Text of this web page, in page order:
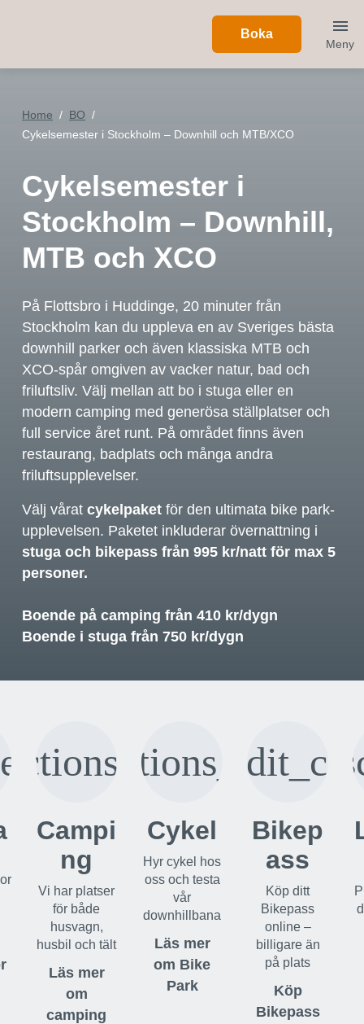
Boka
Meny
Home
BO
Cykelsemester i Stockholm – Downhill och MTB/XCO
Cykelsemester i
Stockholm – Downhill,
MTB och XCO
På Flottsbro i Huddinge, 20 minuter från
Stockholm kan du uppleva en av Sveriges bästa
downhill parker och även klassiska MTB och
XCO-spår omgiven av vacker natur, bad och
friluftsliv. Välj mellan att bo i stuga eller en
modern camping med generösa ställplatser och
full service året runt. På området finns även
restaurang, badplats och många andra
friluftsupplevelser.
Välj vårat cykelpaket för den ultimata bike park-
upplevelsen. Paketet inkluderar övernattning i
stuga och bikepass från 995 kr/natt för max 5
personer.
Boende på camping från 410 kr/dygn
Boende i stuga från 750 kr/dygn
Campi
ng
Vi har platser
för både
husvagn,
husbil och tält
Läs mer
om
camping
directions_bike
Cykel
Hyr cykel hos
oss och testa
vår
downhillbana
Läs mer
om Bike
Park
Bikep
ass
Köp ditt
Bikepass
online –
billigare än
på plats
Köp
Bikepass